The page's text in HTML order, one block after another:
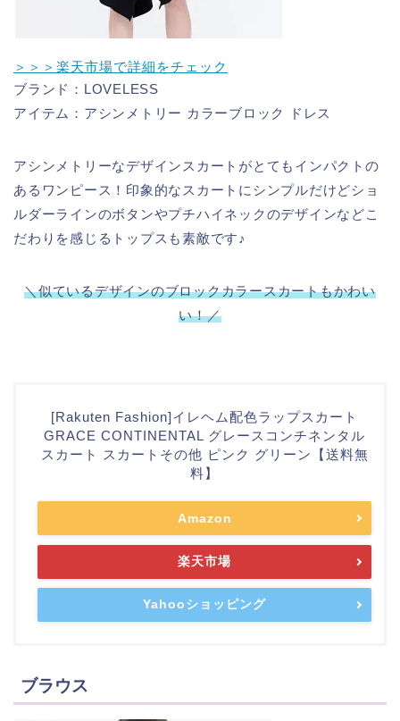
＞＞＞楽天市場で詳細をチェック
ブランド：LOVELESS
アイテム：アシンメトリー カラーブロック ドレス
アシンメトリーなデザインスカートがとてもインパクトの
あるワンピース！印象的なスカートにシンプルだけどショ
ルダーラインのボタンやプチハイネックのデザインなどこ
だわりを感じるトップスも素敵です♪
＼似ているデザインのブロックカラースカートもかわい
い！／
[Rakuten Fashion]イレヘム配色ラップスカート
GRACE CONTINENTAL グレースコンチネンタル
スカート スカートその他 ピンク グリーン【送料無
料】
Amazon
楽天市場
Yahooショッピング
ブラウス